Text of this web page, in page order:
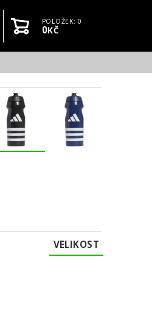
Uživatelský účet
KošíkPOLOŽEK: 0
0KČ
VELIKOST